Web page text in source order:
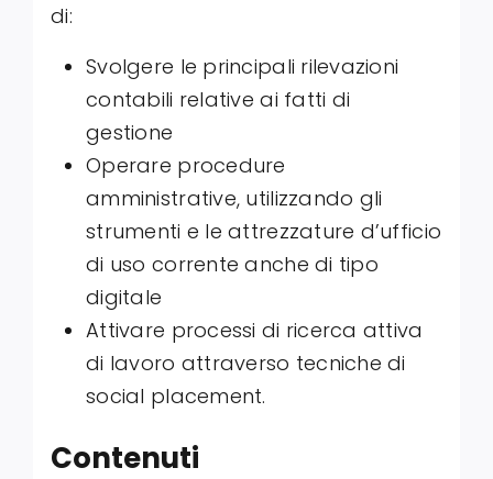
di:
Svolgere le principali rilevazioni
contabili relative ai fatti di
gestione
Operare procedure
amministrative, utilizzando gli
strumenti e le attrezzature d’ufficio
di uso corrente anche di tipo
digitale
Attivare processi di ricerca attiva
di lavoro attraverso tecniche di
social placement.
Contenuti